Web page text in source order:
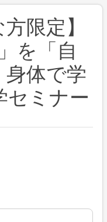
限定】
を「自
体で学
セミナー